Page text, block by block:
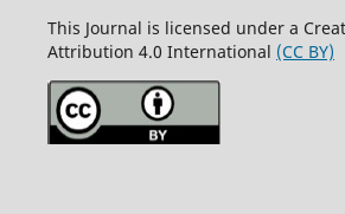
This Journal is licensed under a
Attribution 4.0 International (CC BY)